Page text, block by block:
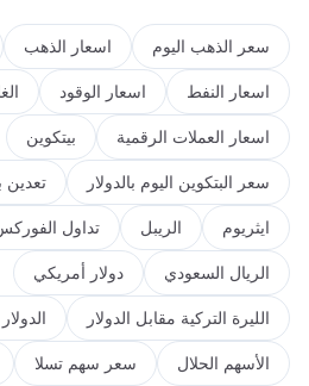
سعر الذهب اليوم اسعار الذهب
اسعار النفط اسعار الوقود
اسعار العملات الرقمية بيتكوين
سعر البتكوين اليوم بالدولار تعدين
ايثريوم الريبل تداول
الريال السعودي دولار أمريكي
الليرة التركية مقابل الدولار
الأسهم الحلال سعر سهم تسلا